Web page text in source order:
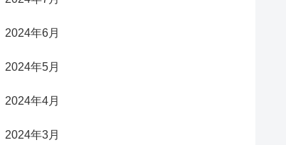
2024年6月
2024年5月
2024年4月
2024年3月